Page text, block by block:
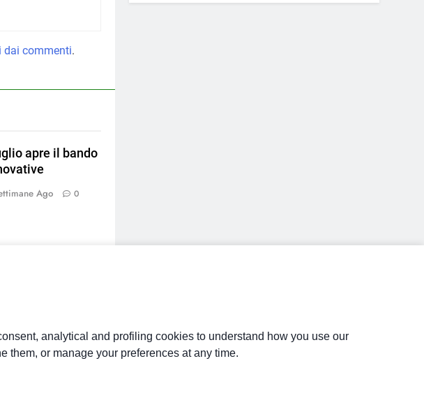
dai commenti.
apre il bando
Ago 0
Ago 0
analytical and profiling cookies to understand how you use our
them, or manage your preferences at any time.